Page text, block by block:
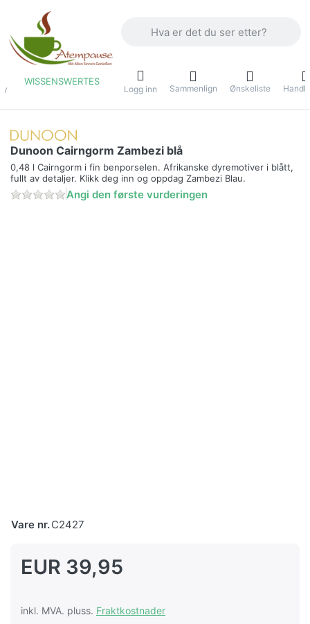
WISSENSWERTES
Logg inn Sammenlign Ønskeliste
Dunoon Cairngorm Zambezi blå
0,48 l Cairngorm i fin benporselen. Afrikanske dyremotiver i blått,
fullt av detaljer. Klikk deg inn og oppdag Zambezi Blau.
Angi den første vurderingen
Vare nr.C2427
EUR 39,95
inkl. MVA. pluss. Fraktkostnader